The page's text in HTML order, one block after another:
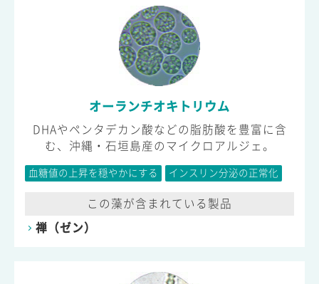
オーランチオキトリウム
DHAやペンタデカン酸などの脂肪酸を豊富に含
む、沖縄・石垣島産のマイクロアルジェ。
血糖値の上昇を穏やかにする インスリン分泌の正常化
この藻が含まれている製品
禅（ゼン）